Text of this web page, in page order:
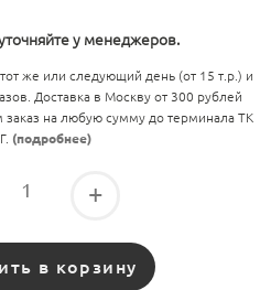
у менеджеров.
же или следующий день (от 15 т.р.) и
Доставка в Москву от 300 рублей
заказ на любую сумму до терминала ТК
(подробнее)
+
в корзину